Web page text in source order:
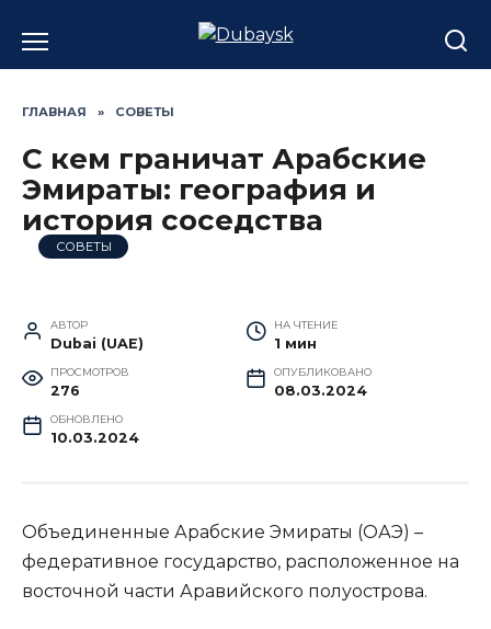
содержанию
ГЛАВНАЯ » СОВЕТЫ
С кем граничат Арабские
Эмираты: география и
история соседства
СОВЕТЫ
АВТОР
Dubai (UAE)
НА ЧТЕНИЕ
1 мин
ПРОСМОТРОВ
276
ОПУБЛИКОВАНО
08.03.2024
ОБНОВЛЕНО
10.03.2024
Объединенные Арабские Эмираты (ОАЭ) –
федеративное государство, расположенное на
восточной части Аравийского полуострова.